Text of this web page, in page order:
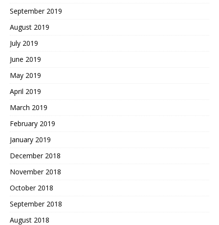
September 2019
August 2019
July 2019
June 2019
May 2019
April 2019
March 2019
February 2019
January 2019
December 2018
November 2018
October 2018
September 2018
August 2018